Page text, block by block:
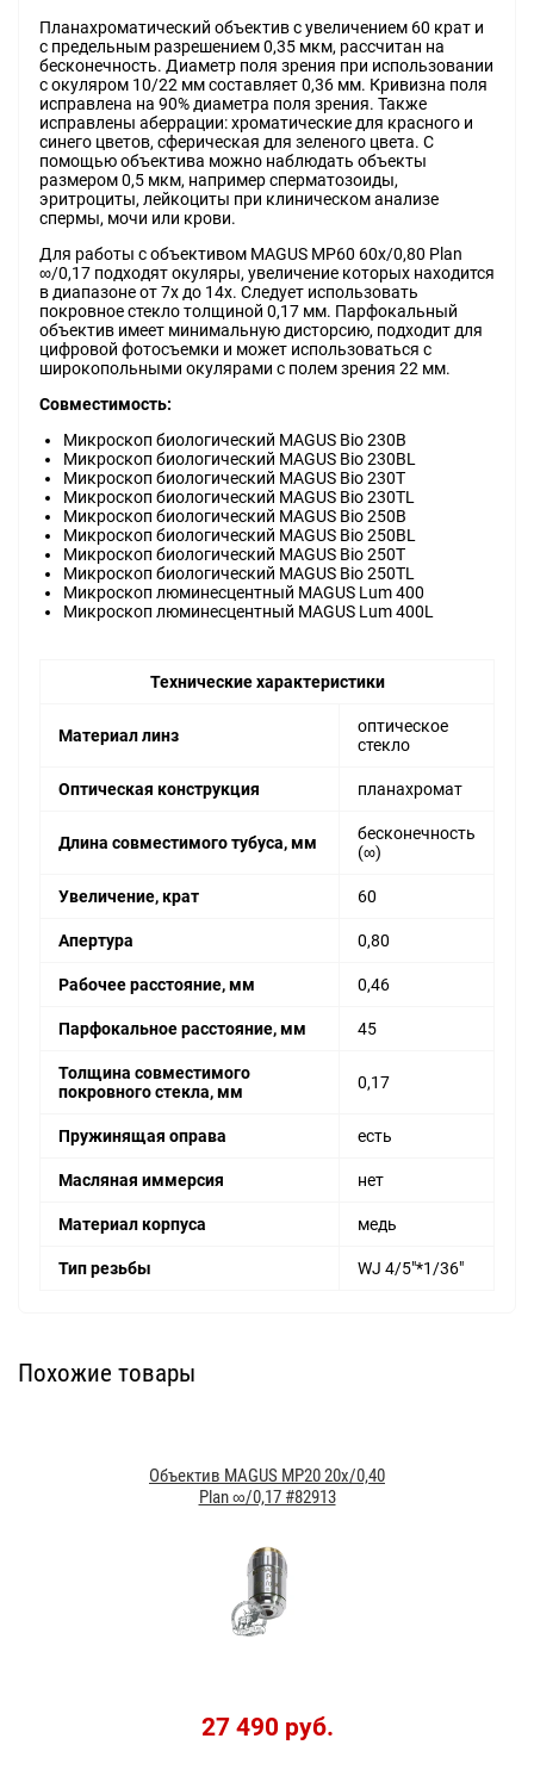
Планахроматический объектив с увеличением 60 крат и
с предельным разрешением 0,35 мкм, рассчитан на
бесконечность. Диаметр поля зрения при использовании
с окуляром 10/22 мм составляет 0,36 мм. Кривизна поля
исправлена на 90% диаметра поля зрения. Также
исправлены аберрации: хроматические для красного и
синего цветов, сферическая для зеленого цвета. С
помощью объектива можно наблюдать объекты
размером 0,5 мкм, например сперматозоиды,
эритроциты, лейкоциты при клиническом анализе
спермы, мочи или крови.
Для работы с объективом MAGUS MP60 60х/0,80 Plan
∞/0,17 подходят окуляры, увеличение которых находится
в диапазоне от 7х до 14x. Следует использовать
покровное стекло толщиной 0,17 мм. Парфокальный
объектив имеет минимальную дисторсию, подходит для
цифровой фотосъемки и может использоваться с
широкопольными окулярами с полем зрения 22 мм.
Совместимость:
Микроскоп биологический MAGUS Bio 230B
Микроскоп биологический MAGUS Bio 230BL
Микроскоп биологический MAGUS Bio 230T
Микроскоп биологический MAGUS Bio 230TL
Микроскоп биологический MAGUS Bio 250B
Микроскоп биологический MAGUS Bio 250BL
Микроскоп биологический MAGUS Bio 250T
Микроскоп биологический MAGUS Bio 250TL
Микроскоп люминесцентный MAGUS Lum 400
Микроскоп люминесцентный MAGUS Lum 400L
Технические характеристики
Материал линз
оптическое
стекло
Оптическая конструкция планахромат
Длина совместимого тубуса, мм
бесконечность
(∞)
Увеличение, крат 60
Апертура 0,80
Рабочее расстояние, мм 0,46
Парфокальное расстояние, мм 45
Толщина совместимого
покровного стекла, мм
0,17
Пружинящая оправа есть
Масляная иммерсия нет
Материал корпуса медь
Тип резьбы WJ 4/5"*1/36"
Похожие товары
Объектив MAGUS MP20 20х/0,40
Plan ∞/0,17 #82913
27 490 руб.